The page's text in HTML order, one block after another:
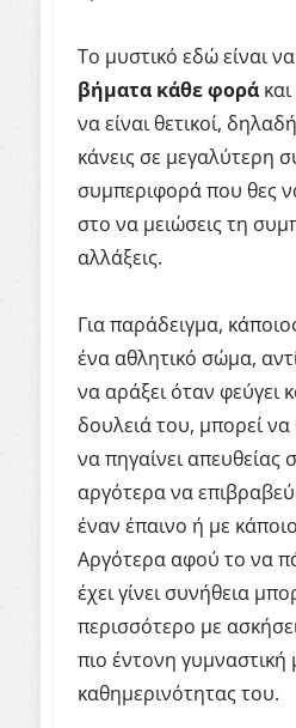
Το μυστικό εδώ είναι
βήματα κάθεφορά
να είναι θετικοί,
κάνεις σε μεγαλύτερη
συμπεριφορά που θες
στο να μειώσεις τη
αλλάξεις.
Για παράδειγμα,
ένα αθλητικό σώμα,
να αράξει όταν φεύγει
δουλειά του, μπορεί
να πηγαίνει απευθείας
αργότερα να
έναν έπαινο ή με
Αργότερα αφού το να
έχει γίνει συνήθεια
περισσότερο με
πιο έντονη γυμναστική
καθημερινότητας του.